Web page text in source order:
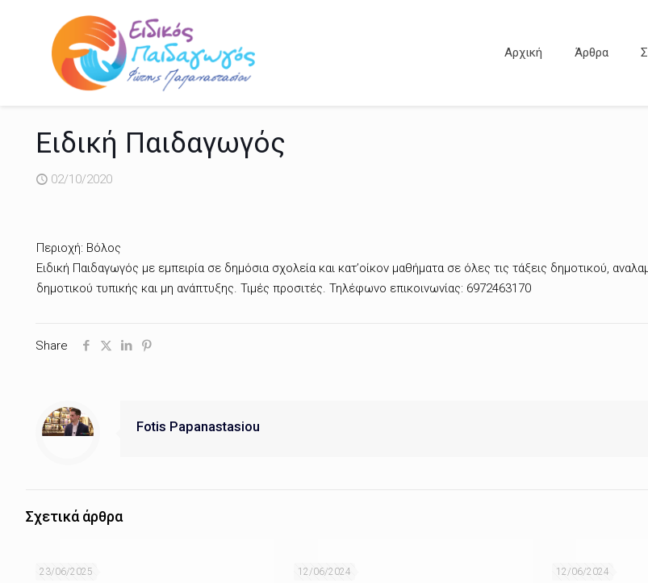
Αρχική Άρθρα
Ειδική Παιδαγωγός
02/10/2020
Περιοχή: Βόλος
Ειδική Παιδαγωγός με εμπειρία σε δημόσια σχολεία και κατ’οίκον μαθήματα σε όλες τις τάξεις δημοτικού,
δημοτικού τυπικής και μη ανάπτυξης. Τιμές προσιτές. Τηλέφωνο επικοινωνίας: 6972463170
Share
Fotis Papanastasiou
Σχετικά άρθρα
23/06/2025 12/06/2024 12/06/2024